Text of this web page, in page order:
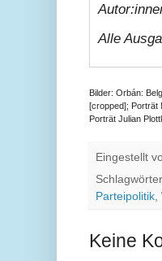
Alle
Bilder: Orbán:
[cropped]; Porträt
Porträt Julian
Eingestellt
Parteipolitik
Keine